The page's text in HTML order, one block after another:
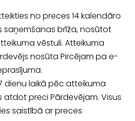
no preces 14 kalendāro
saņemšanas brīža, nosūtot
vēstuli. Atteikuma
nosūta Pircējam pa e-
dienu laikā pēc atteikuma
preci Pārdevējam. Visus
saistībā ar preces